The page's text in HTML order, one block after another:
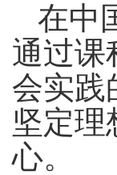
在中
通过课
会实践
坚定
心。